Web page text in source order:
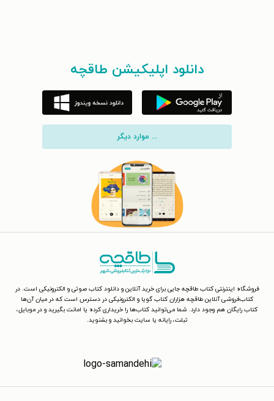
دانلود اپلیکیشن طاقچه
... موارد دیگر
فروشگاه اینترنتی کتاب طاقچه جایی برای خرید آنلاین و دانلود کتاب صوتی و الکترونیکی است. در
کتاب‌فروشی آنلاین طاقچه هزاران کتاب گویا و الکترونیکی در دسترس است که در میان آن‌ها
کتاب رایگان هم وجود دارد. شما می‌توانید کتاب‌ها را خریداری کرده یا امانت بگیرید و در موبایل،
تبلت، رایانه یا سایت بخوانید و بشنوید.